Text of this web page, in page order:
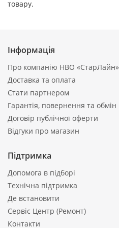
товару.
Інформація
Про компанію НВО «СтарЛайн»
Доставка та оплата
Стати партнером
Гарантія, повернення та обмін
Договір публічної оферти
Відгуки про магазин
Підтримка
Допомога в підборі
Технічна підтримка
Де встановити
Сервіс Центр (Ремонт)
Контакти